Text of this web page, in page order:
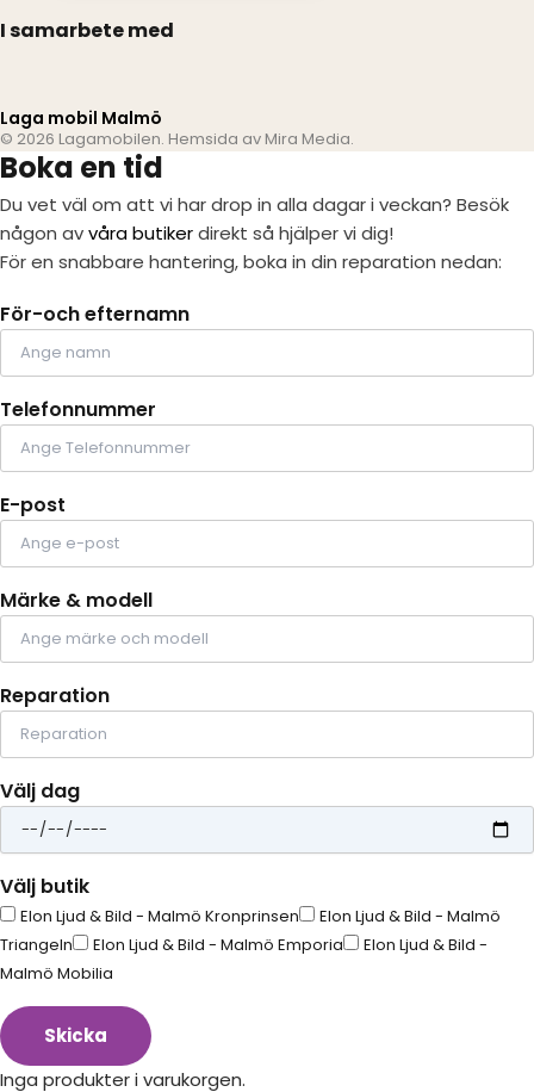
I samarbete med
Laga mobil Malmö
© 2026 Lagamobilen. Hemsida av Mira Media.
Boka en tid
Du vet väl om att vi har drop in alla dagar i veckan? Besök
någon avvåra butikerdirekt så hjälper vi dig!
För en snabbare hantering, boka in din reparation nedan:
För-och efternamn
Telefonnummer
E-post
Märke & modell
Reparation
Välj dag
Välj butik
Elon Ljud & Bild - Malmö Kronprinsen
Elon Ljud & Bild - Malmö
Triangeln
Elon Ljud & Bild - Malmö Emporia
Elon Ljud & Bild -
Malmö Mobilia
Skicka
Inga produkter i varukorgen.